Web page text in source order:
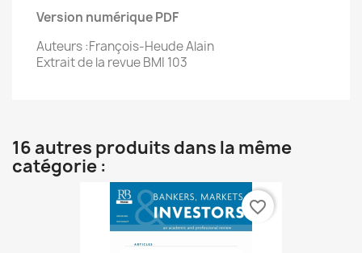
Version numérique PDF
Auteurs :François-Heude Alain
Extrait de la revue BMI 103
16 autres produits dans la même
catégorie :
favorite_border